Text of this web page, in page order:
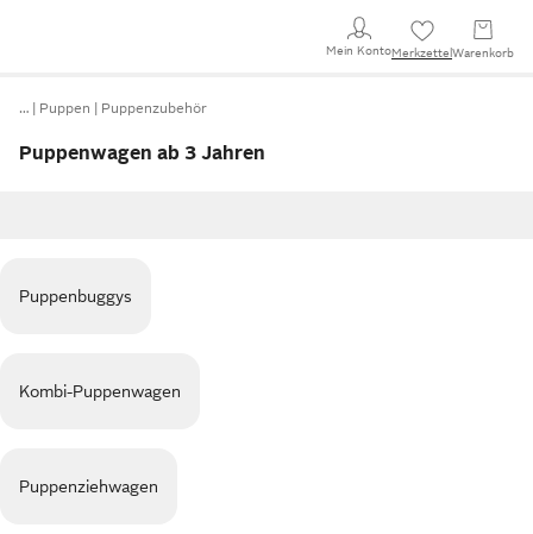
Mein KontoMerkzettel Warenkorb
… Puppen Puppenzubehör
Puppenwagen ab 3 Jahren
Puppenbuggys
Kombi-Puppenwagen
Puppenziehwagen